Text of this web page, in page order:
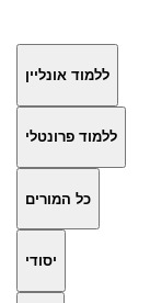
ללמוד אונליין
ללמוד פרונטלי
כל המורים
יסודי